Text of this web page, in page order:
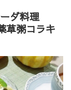
ダ料理
草粥コラキ